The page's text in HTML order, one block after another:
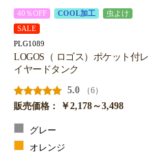
40％OFF COOL加工
虫よけ
SALE
PLG1089
LOGOS（ ロゴス）ポケット付レ
イヤードタンク
5.0
（6）
販売価格：
￥2,178～3,498
グレー
オレンジ